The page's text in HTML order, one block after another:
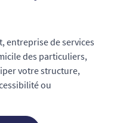
entreprise de services
des particuliers,
votre structure,
ou